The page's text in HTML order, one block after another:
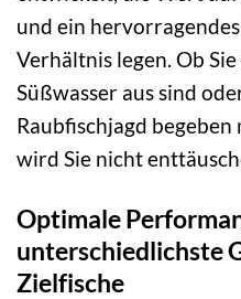
und ein
Verhältnis legen. Ob
Süßwasser aus sind
Raubfischjagd
wird Sie nicht
Optimale
unterschiedlichste
Zielfische